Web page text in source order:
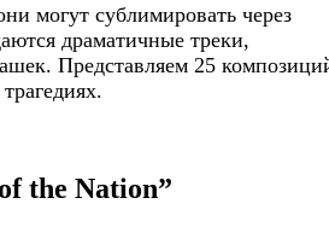
могут сублимировать через
драматичные треки,
Представляем 25
the Nation”